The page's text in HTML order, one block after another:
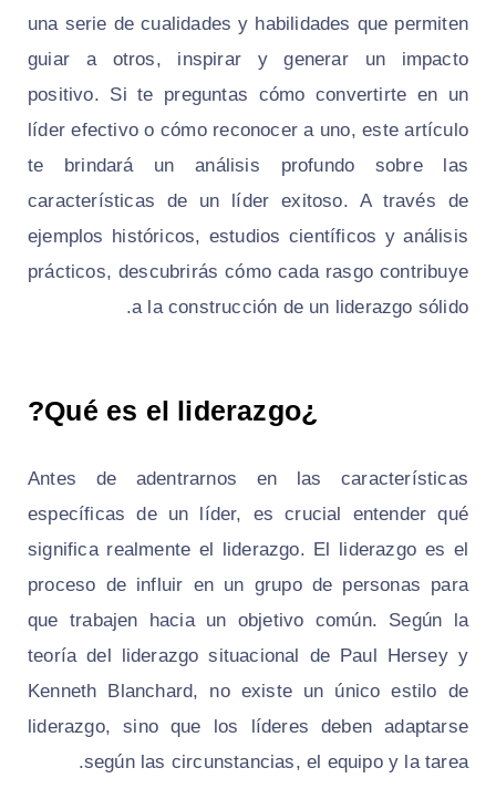
una serie de cualidades y habilidades que permiten
guiar a otros, inspirar y generar un impacto
positivo. Si te preguntas cómo convertirte en un
líder efectivo o cómo reconocer a uno, este artículo
te brindará un análisis profundo sobre las
características de un líder exitoso. A través de
ejemplos históricos, estudios científicos y análisis
prácticos, descubrirás cómo cada rasgo contribuye
a la construcción de un liderazgo sólido.
¿Qué es el liderazgo?
Antes de adentrarnos en las características
específicas de un líder, es crucial entender qué
significa realmente el liderazgo. El liderazgo es el
proceso de influir en un grupo de personas para
que trabajen hacia un objetivo común. Según la
teoría del liderazgo situacional de Paul Hersey y
Kenneth Blanchard, no existe un único estilo de
liderazgo, sino que los líderes deben adaptarse
según las circunstancias, el equipo y la tarea.